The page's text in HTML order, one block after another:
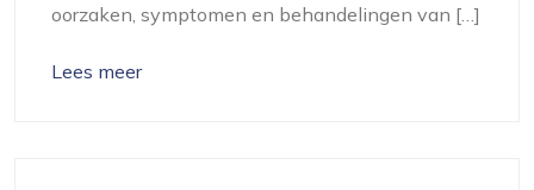
oorzaken, symptomen en behandelingen van […]
Lees meer